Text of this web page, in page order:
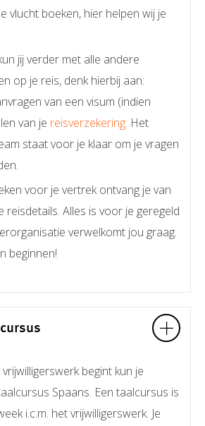
vlucht boeken, hier helpen wij je
jij verder met alle andere
op je reis, denk hierbij aan:
van een visum (indien
van je reisverzekering. Het
staat voor je klaar om je vragen
voor je vertrek ontvang je van
reisdetails. Alles is voor je geregeld
verwelkomt jou graag.
beginnen!
begint kun je
Spaans. Een taalcursus is
i.c.m. het vrijwilligerswerk. Je